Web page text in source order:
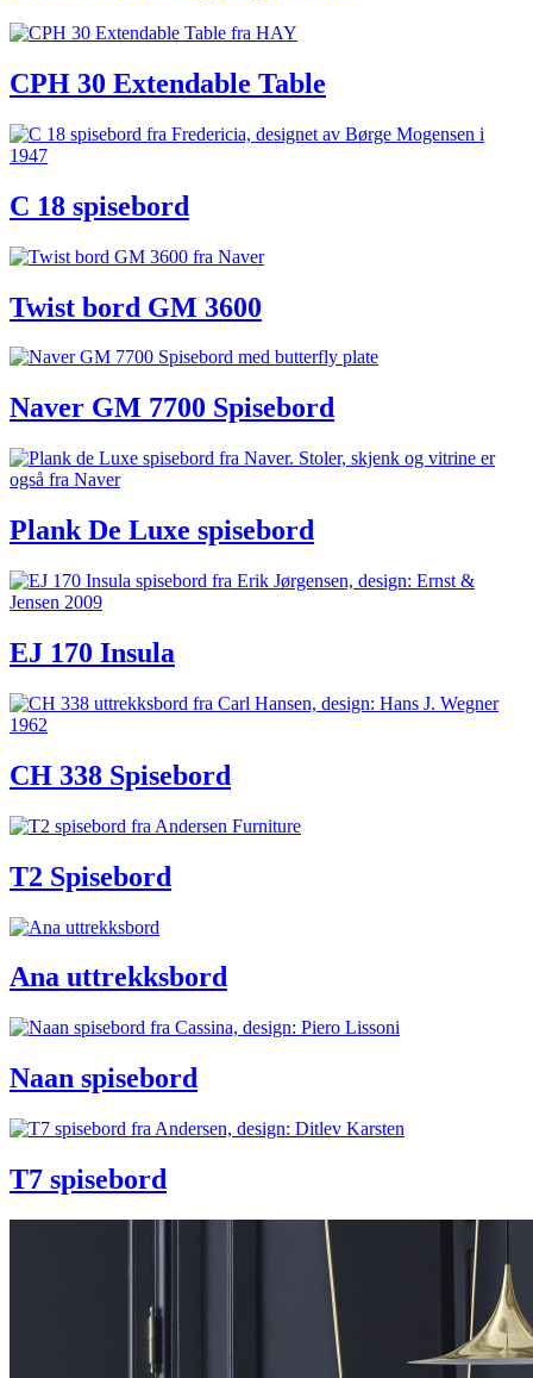
CPH 30 Extendable Table
C 18 spisebord
Twist bord GM 3600
Naver GM 7700 Spisebord
Plank De Luxe spisebord
EJ 170 Insula
CH 338 Spisebord
T2 Spisebord
Ana uttrekksbord
Naan spisebord
T7 spisebord